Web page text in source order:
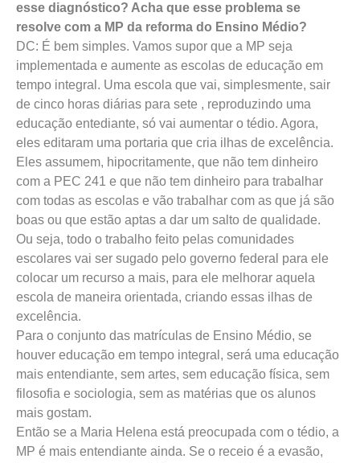
esse diagnóstico? Acha que esse problema se
resolve com a MP da reforma do Ensino Médio?
DC: É bem simples. Vamos supor que a MP seja
implementada e aumente as escolas de educação em
tempo integral. Uma escola que vai, simplesmente, sair
de cinco horas diárias para sete , reproduzindo uma
educação entediante, só vai aumentar o tédio. Agora,
eles editaram uma portaria que cria ilhas de excelência.
Eles assumem, hipocritamente, que não tem dinheiro
com a PEC 241 e que não tem dinheiro para trabalhar
com todas as escolas e vão trabalhar com as que já são
boas ou que estão aptas a dar um salto de qualidade.
Ou seja, todo o trabalho feito pelas comunidades
escolares vai ser sugado pelo governo federal para ele
colocar um recurso a mais, para ele melhorar aquela
escola de maneira orientada, criando essas ilhas de
excelência.
Para o conjunto das matrículas de Ensino Médio, se
houver educação em tempo integral, será uma educação
mais entendiante, sem artes, sem educação física, sem
filosofia e sociologia, sem as matérias que os alunos
mais gostam.
Então se a Maria Helena está preocupada com o tédio, a
MP é mais entendiante ainda. Se o receio é a evasão,